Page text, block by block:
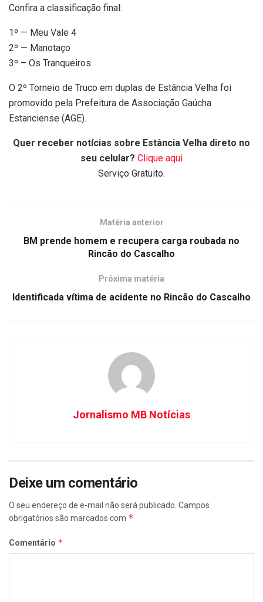
Confira a classificação final:
1º — Meu Vale 4
2º — Manotaço
3º – Os Tranqueiros.
O 2º Torneio de Truco em duplas de Estância Velha foi
promovido pela Prefeitura de Associação Gaúcha
Estanciense (AGE).
Quer receber notícias sobre Estância Velha direto no
seu celular? Clique aqui
Serviço Gratuito.
Matéria anterior
BM prende homem e recupera carga roubada no
Rincão do Cascalho
Próxima matéria
Identificada vítima de acidente no Rincão do Cascalho
Jornalismo MB Notícias
Deixe um comentário
O seu endereço de e-mail não será publicado. Campos
obrigatórios são marcados com *
Comentário *